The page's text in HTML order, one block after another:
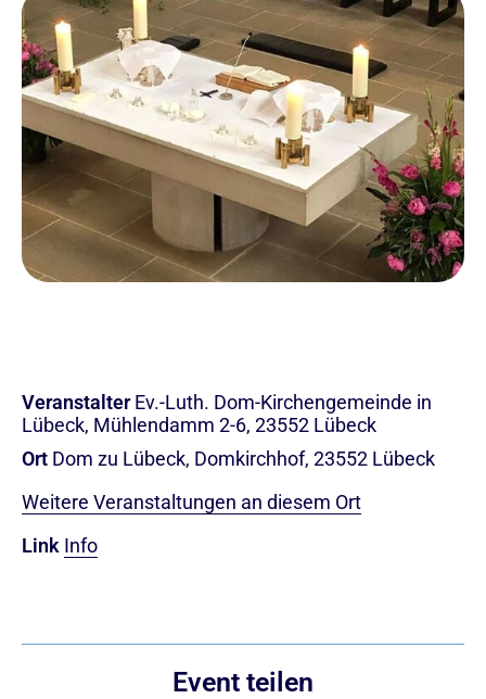
Veranstalter Ev.-Luth. Dom-Kirchengemeinde in
Lübeck, Mühlendamm 2-6, 23552 Lübeck
Ort Dom zu Lübeck, Domkirchhof, 23552 Lübeck
Weitere Veranstaltungen an diesem Ort
Link Info
Event teilen